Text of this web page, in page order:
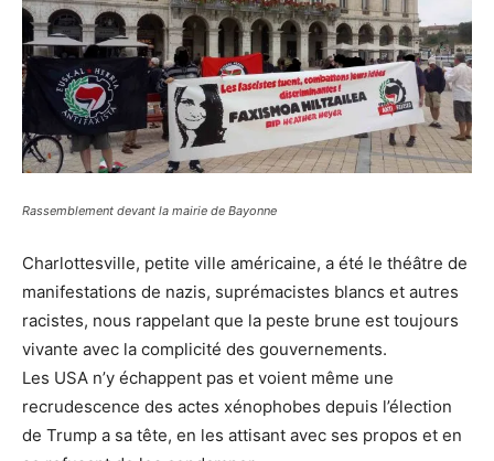
Rassemblement devant la mairie de Bayonne
Charlottesville, petite ville américaine, a été le théâtre de
manifestations de nazis, suprémacistes blancs et autres
racistes, nous rappelant que la peste brune est toujours
vivante avec la complicité des gouvernements.
Les USA n’y échappent pas et voient même une
recrudescence des actes xénophobes depuis l’élection
de Trump a sa tête, en les attisant avec ses propos et en